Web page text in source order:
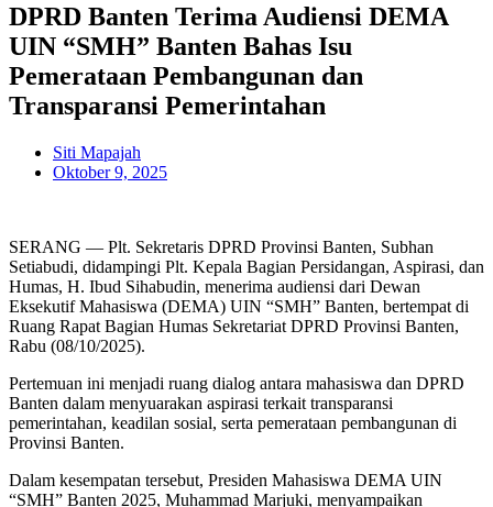
DPRD Banten Terima Audiensi DEMA
UIN “SMH” Banten Bahas Isu
Pemerataan Pembangunan dan
Transparansi Pemerintahan
Siti Mapajah
Oktober 9, 2025
SERANG — Plt. Sekretaris DPRD Provinsi Banten, Subhan
Setiabudi, didampingi Plt. Kepala Bagian Persidangan, Aspirasi, dan
Humas, H. Ibud Sihabudin, menerima audiensi dari Dewan
Eksekutif Mahasiswa (DEMA) UIN “SMH” Banten, bertempat di
Ruang Rapat Bagian Humas Sekretariat DPRD Provinsi Banten,
Rabu (08/10/2025).
Pertemuan ini menjadi ruang dialog antara mahasiswa dan DPRD
Banten dalam menyuarakan aspirasi terkait transparansi
pemerintahan, keadilan sosial, serta pemerataan pembangunan di
Provinsi Banten.
Dalam kesempatan tersebut, Presiden Mahasiswa DEMA UIN
“SMH” Banten 2025, Muhammad Marjuki, menyampaikan